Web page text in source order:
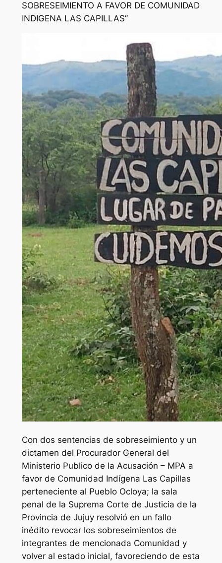
SOBRESEIMIENTO A FAVOR DE COMUNIDAD
INDIGENA LAS CAPILLAS”
Con dos sentencias de sobreseimiento y un
dictamen del Procurador General del
Ministerio Publico de la Acusación – MPA a
favor de Comunidad Indígena Las Capillas
perteneciente al Pueblo Ocloya; la sala
penal de la Suprema Corte de Justicia de la
Provincia de Jujuy resolvió en un fallo
inédito revocar los sobreseimientos de
integrantes de mencionada Comunidad y
volver al estado inicial, favoreciendo de esta